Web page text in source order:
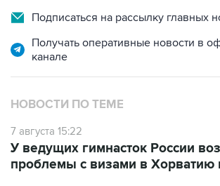
Подписаться на рассылку главных
Получать оперативные новости в
канале
НОВОСТИ ПО ТЕМЕ
7 августа 15:22
У ведущих гимнасток России
проблемы с визами в Хорватию